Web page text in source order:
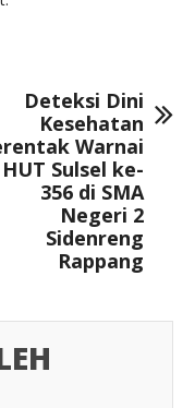
Deteksi Dini
Kesehatan
Warnai
HUT Sulsel ke-
356 di SMA
Negeri 2
Sidenreng
Rappang